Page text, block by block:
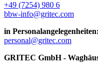
+49 (7254) 980 6
bbw-info@gritec.com
in Personalangelegenheiten:
personal@gritec.com
GRITEC GmbH -